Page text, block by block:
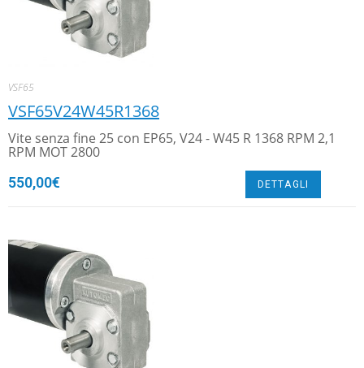
VSF65
VSF65V24W45R1368
Vite senza fine 25 con EP65, V24 - W45 R 1368 RPM 2,1
RPM MOT 2800
550,00€ DETTAGLI